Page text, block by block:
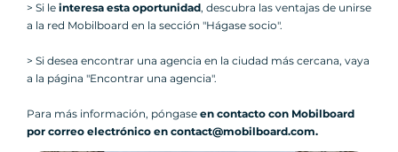
> Si le interesa esta oportunidad, descubra las ventajas de unirse
a la red Mobilboard en la sección "Hágase socio".
> Si desea encontrar una agencia en la ciudad más cercana, vaya
a la página "Encontrar una agencia".
Para más información, póngase en contacto con Mobilboard
por correo electrónico en contact@mobilboard.com.